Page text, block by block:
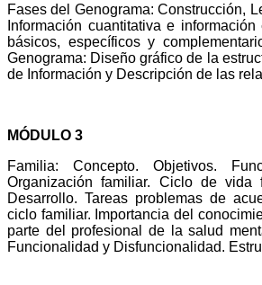
Fases del Genograma: Construcción,
Información cuantitativa e
básicos, específicos y
Genograma: Diseño gráfico de la
de Información y Descripción de las
MÓDULO 3
Familia: Concepto. Objetivos.
Organización familiar. Ciclo de
Desarrollo. Tareas problemas de
ciclo familiar. Importancia del
parte del profesional de la salud
Funcionalidad y Disfuncionalidad.